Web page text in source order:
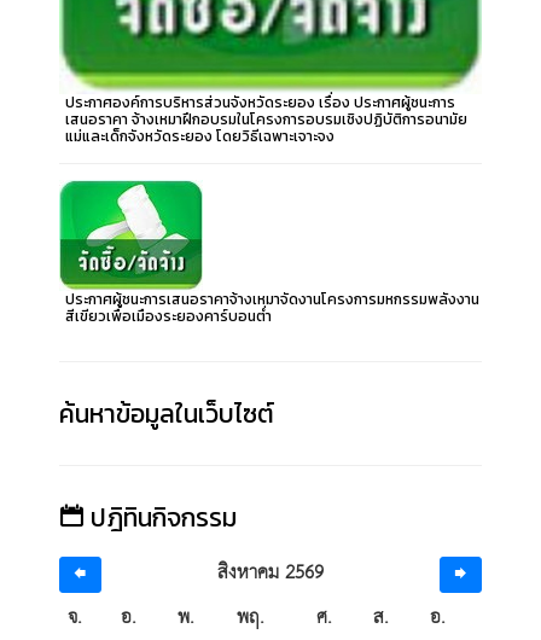
ประกาศองค์การบริหารส่วนจังหวัดระยอง เรื่อง ประกาศผู้ชนะการ
เสนอราคา จ้างเหมาฝึกอบรมในโครงการอบรมเชิงปฏิบัติการอนามัย
แม่และเด็กจังหวัดระยอง โดยวิธีเฉพาะเจาะจง
ประกาศผู้ชนะการเสนอราคาจ้างเหมาจัดงานโครงการมหกรรมพลังงาน
สีเขียวเพื่อเมืองระยองคาร์บอนต่ำ
ค้นหาข้อมูลในเว็บไซต์
ปฎิทินกิจกรรม
สิงหาคม 2569
จ.
อ. พ. พฤ. ศ. ส.
อ.